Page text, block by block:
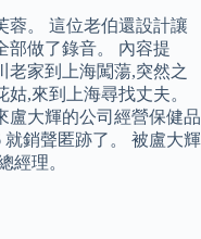
蓉。 這位老伯還設計讓
部做了錄音。 內容提
老家到上海闖蕩,突然之
,來到上海尋找丈夫。
盧大輝的公司經營保健品
銷聲匿跡了。 被盧大輝
經理。